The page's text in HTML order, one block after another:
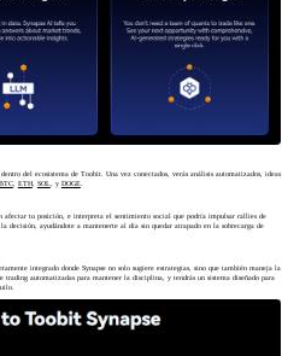
del ecosistema de Toobit. Una vez conectados, verás análisis automatizados, ideas
BTC, ETH, SOL , y DOGE.
afectar tu posición, e interpreta el sentimiento social que podría impulsar rallies de
decisión, ayudándote a mantenerte al día sin quedar atrapado en la sobrecarga de
integrado donde Synapse no solo sugiere estrategias, sino que también maneja la
automatizadas para mantener la disciplina, y tendrás un sistema diseñado para